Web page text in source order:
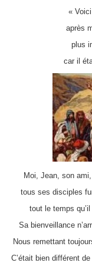
«
après
plus
car il
Moi, Jean, son
tous ses disciples
tout le temps
Sa bienveillance
Nous remettant
C’était bien différent